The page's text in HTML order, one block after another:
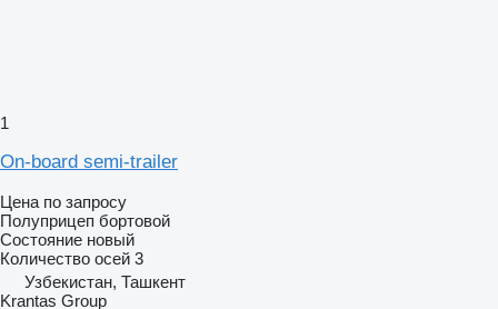
1
On-board semi-trailer
Цена по запросу
Полуприцеп бортовой
Состояние новый
Количество осей 3
Узбекистан, Ташкент
Krantas Group